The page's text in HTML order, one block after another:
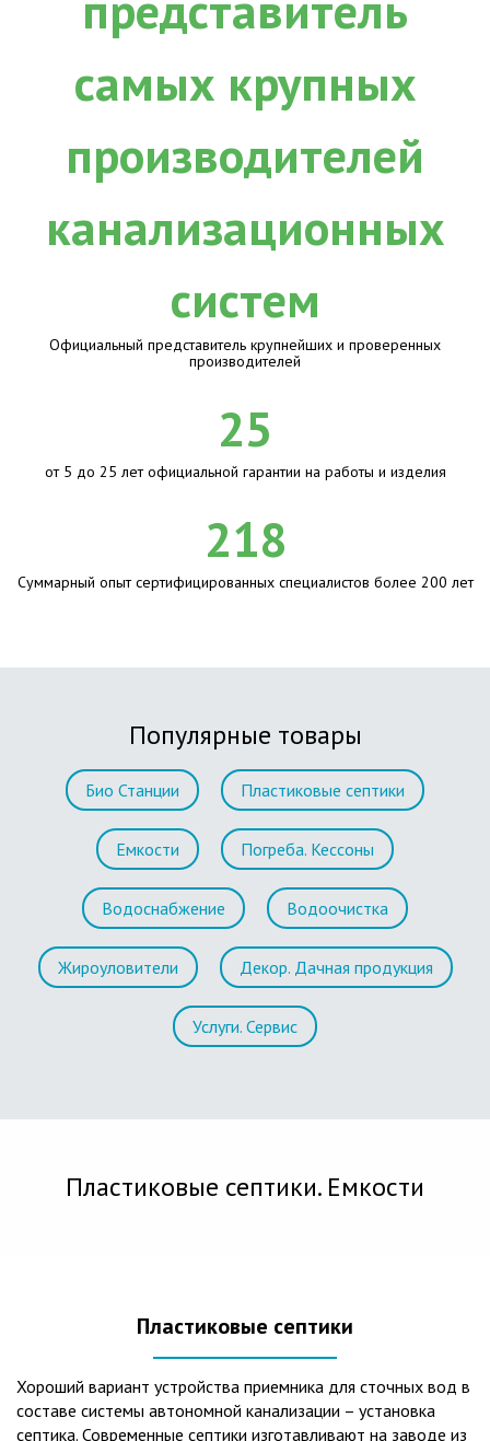
Официальный представитель крупнейших и проверенных
производителей
25
от 5 до 25 лет официальной гарантии на работы и изделия
218
Суммарный опыт сертифицированных специалистов более 200 лет
Популярные товары
Био Станции Пластиковые септики
Емкости Погреба. Кессоны
Водоснабжение Водоочистка
Жироуловители Декор. Дачная продукция
Услуги. Сервис
Пластиковые септики. Емкости
Пластиковые септики
Хороший вариант устройства приемника для сточных вод в
составе системы автономной канализации – установка
септика. Современные септики изготавливают на заводе из